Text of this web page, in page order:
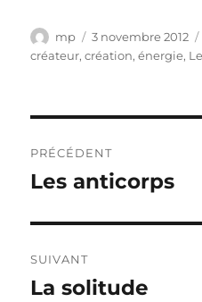
Auteur
mp
Publié
le
3 novembre 2012
créateur,création,énergie,
de
PRÉCÉDENT
Publication
Les anticorps
SUIVANT
Publication
La solitude